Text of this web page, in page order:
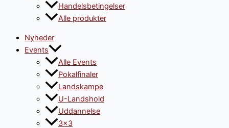
Handelsbetingelser
Alle produkter
Nyheder
Events
Alle Events
Pokalfinaler
Landskampe
U-Landshold
Uddannelse
3×3